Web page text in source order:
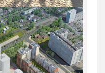
область,